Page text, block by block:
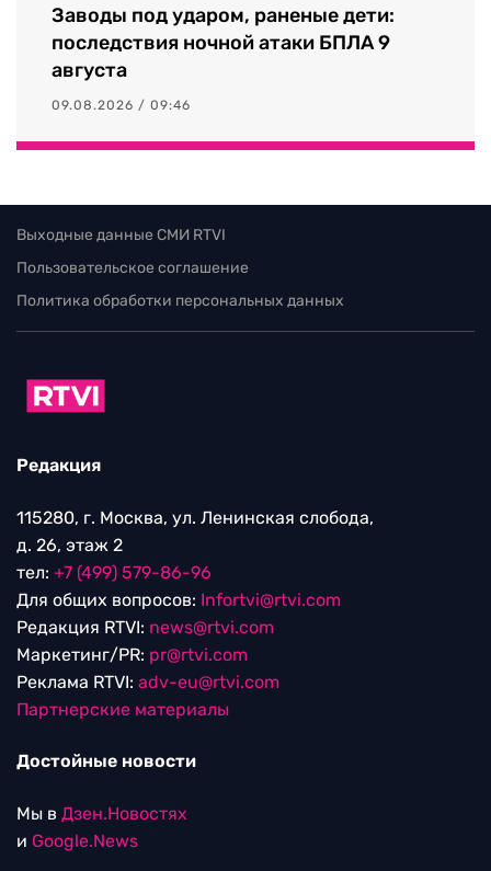
Заводы под ударом, раненые дети:
последствия ночной атаки БПЛА 9
августа
09.08.2026 / 09:46
Выходные данные СМИ RTVI
Пользовательское соглашение
Политика обработки персональных данных
Редакция
115280, г. Москва, ул. Ленинская слобода,
д. 26, этаж 2
тел: +7 (499) 579-86-96
Для общих вопросов: Infortvi@rtvi.com
Редакция RTVI: news@rtvi.com
Маркетинг/PR: pr@rtvi.com
Реклама RTVI: adv-eu@rtvi.com
Партнерские материалы
Достойные новости
Мы в Дзен.Новостях
и Google.News